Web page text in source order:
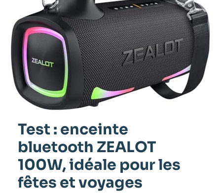
Test : enceinte
bluetooth ZEALOT
100W, idéale pour les
fêtes et voyages